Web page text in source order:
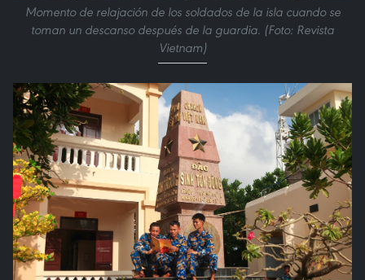
Momento de relajación de los soldados de la isla cuando se
toman un descanso después de la guardia. (Foto: Revista
Vietnam)